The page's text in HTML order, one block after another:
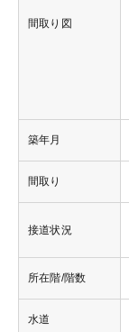
間取り図
築年月
間取り
接道状況
所在階/階数
水道